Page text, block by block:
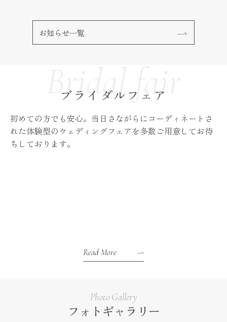
お知らせ一覧
ブライダルフェア
初めての方でも安心。当日さながらにコーディネートさ
れた体験型のウェディングフェアを多数ご用意してお待
ちしております。
Read More
Photo Gallery
フォトギャラリー